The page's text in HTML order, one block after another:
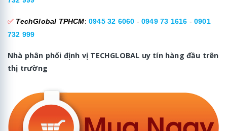
✅ TechGlobal TPHCM:0945 32 6060 -0949 73 1616 -0901
732 999
Nhà phân phối định vị TECHGLOBAL uy tín hàng đầu trên
thị trường